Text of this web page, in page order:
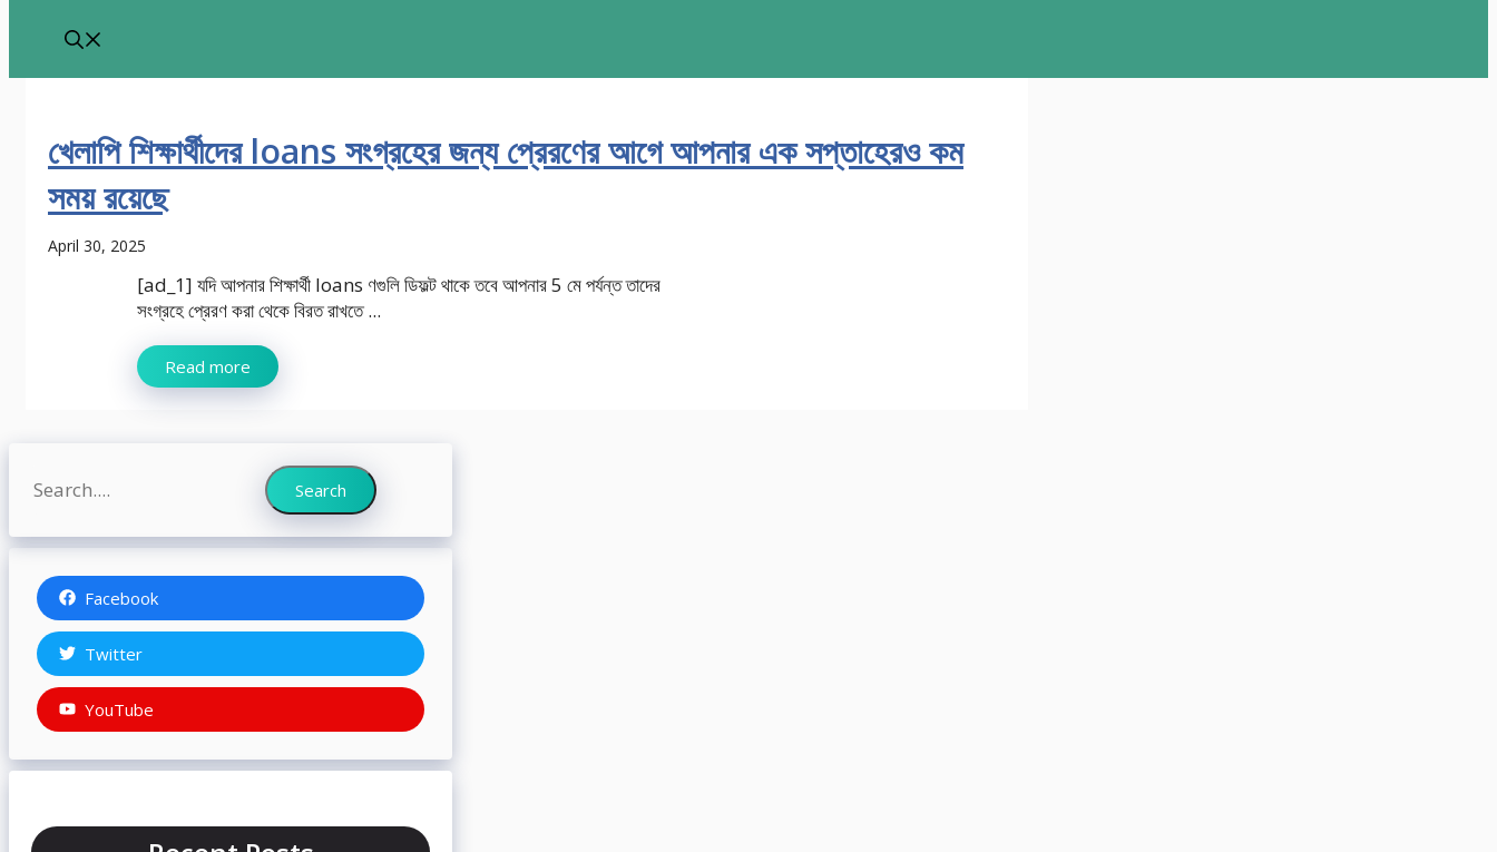
খেলাপি শিক্ষার্থীদের loans সংগ্রহের জন্য প্রেরণের আগে আপনার এক সপ্তাহেরও কম
সময় রয়েছে
April 30, 2025
[ad_1] যদি আপনার শিক্ষার্থী loans ণগুলি ডিফল্ট থাকে তবে আপনার 5 মে পর্যন্ত তাদের
সংগ্রহে প্রেরণ করা থেকে বিরত রাখতে ...
Read more
Search Search
Facebook
Twitter
YouTube